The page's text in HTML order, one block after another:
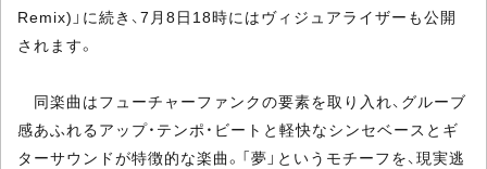
Remix)」に続き、7月8日18時にはヴィジュアライザーも公開
されます。
同楽曲はフューチャーファンクの要素を取り入れ、グルーブ
感あふれるアップ・テンポ・ビートと軽快なシンセベースとギ
ターサウンドが特徴的な楽曲。「夢」というモチーフを、現実逃